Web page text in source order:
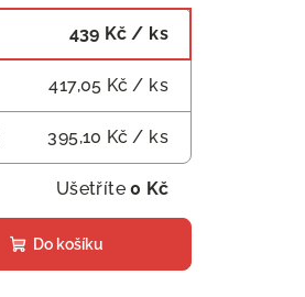
439 Kč / ks
417,05 Kč / ks
395,10 Kč / ks
Ušetříte0 Kč
Do košíku